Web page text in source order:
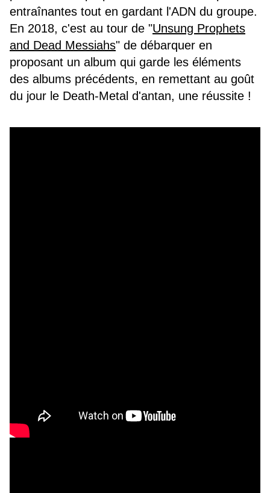
entraînantes tout en gardant l'ADN du groupe.
En 2018, c'est au tour de "Unsung Prophets
and Dead Messiahs" de débarquer en
proposant un album qui garde les éléments
des albums précédents, en remettant au goût
du jour le Death-Metal d'antan, une réussite !